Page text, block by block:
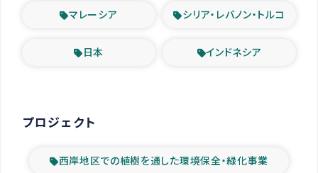
マレーシア シリア・レバノン・トルコ
日本 インドネシア
プロジェクト
西岸地区での植樹を通した環境保全・緑化事業